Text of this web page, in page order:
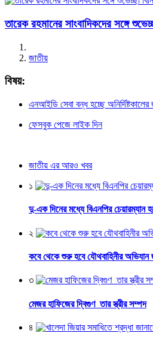
তারেক রহমানের সাংবাদিকদের সঙ্গে
জাতীয়
বিষয়:
এনআইডি সেবা বন্ধ হচ্ছে
ফেসবুক পেজে লাইক দিন
জাতীয় এর আরও খবর
১
দু-এক দিনের মধ্যে বিএনপির চেয়ারম্যান
২
কবে থেকে শুরু হবে যৌথবাহিনীর অভিযান
৩
মেজর হাফিজের দ্বিগুণ তার স্ত্রীর সম্পদ
৪